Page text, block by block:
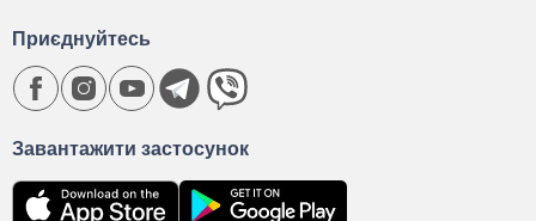
Завантажити застосунок
Приєднуйтесь